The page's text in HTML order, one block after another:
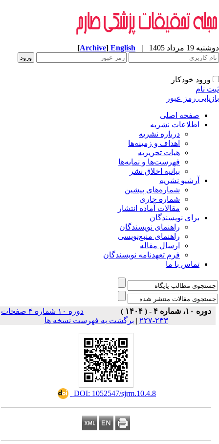
19 مرداد 1405 |
English
[Archive]
ورود خودکار
نام
رمز عبور
صفحه اصلی
اطلاعات نشریه
درباره نشریه
اهداف و زمینه‌ها
هیات تحریریه
فهرست‌ها و نمایه‌ها
بیانیه اخلاق نشر
آرشیو نشریه
شماره‌های پیشین
شماره جاری
مقالات آماده انتشار
برای نویسندگان
راهنمای نویسندگان
راهنمای منبع‌نویسی
ارسال مقاله
فرم تعهدنامه نویسندگان
تماس با ما
دوره ۱۰، شماره ۴ - ( ۱۴۰۴ )
دوره ۱۰ شماره ۴ صفحات
۲۳۳-۲۲۷
|برگشت به فهرست نسخه ها
‎ DOI: 1052547/sjrm.10.4.8